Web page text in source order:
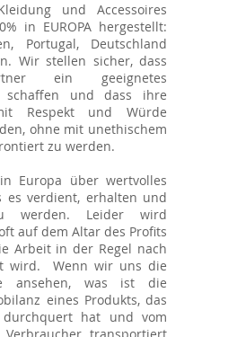
und Accessoires
in EUROPA hergestellt:
Portugal, Deutschland
Wir stellen sicher, dass
ein geeignetes
schaffen und dass ihre
Respekt und Würde
ohne mit unethischem
zu werden.
Europa über wertvolles
es verdient, erhalten und
werden. Leider wird
auf dem Altar des Profits
Arbeit in der Regel nach
wird. Wenn wir uns die
ansehen, was ist die
eines Produkts, das
hat und vom